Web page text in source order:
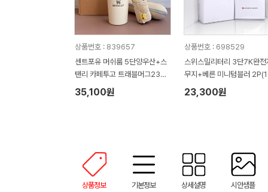
상품번호 : 839657
센트포유 머쉬룸 5단양우산+스
탠리 카페투고 트래블머그236
세트
35,100원
상품번호 : 698529
스위스밀리터리 3단7K완전
무지+베른 미니텀블러
ml) 세트
23,300원
상품정보 기본정보 상세설명 시안샘플